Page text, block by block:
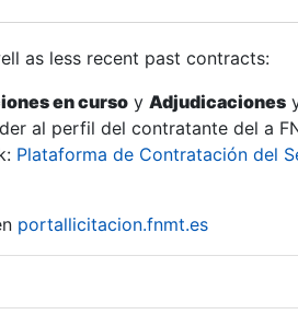
as less recent past contracts:
en curso y Adjudicaciones
al perfil del contratante del a
Plataforma de Contratación del
portallicitacion.fnmt.es